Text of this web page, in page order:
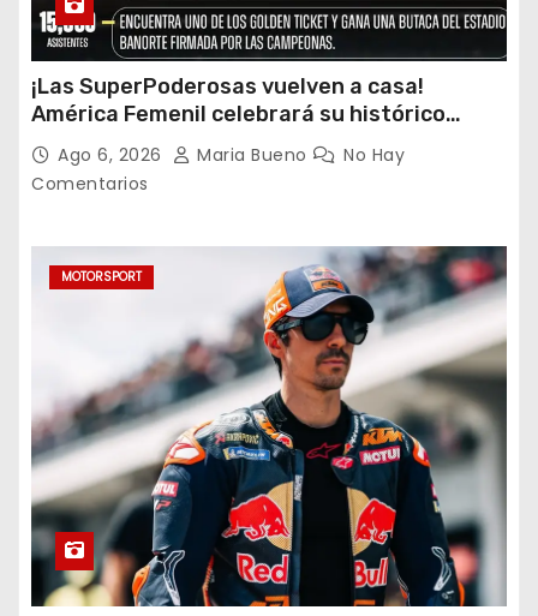
¡Las SuperPoderosas vuelven a casa!
América Femenil celebrará su histórico
triplete con una auténtica fiesta ante Cruz
Azul
Ago 6, 2026 Maria Bueno
No Hay
Comentarios
MOTORSPORT